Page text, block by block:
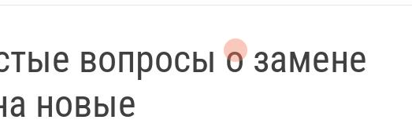
вопросы о замене
новые